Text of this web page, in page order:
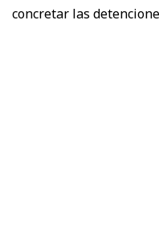
concretar las